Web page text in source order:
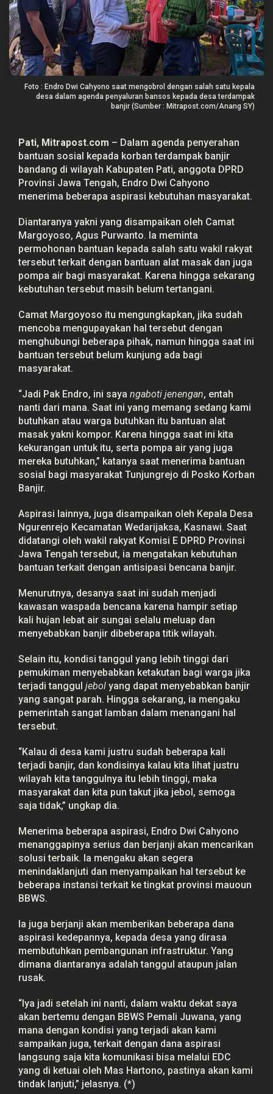
E
n
d
r
T
e
i
m
i
r
a
s
i
e
t
u
h
a
n
M
a
s
r
a
k
a
t
d
a
m
p
k
Foto : Endro Dwi Cahyono saat mengobrol dengan salah satu kepala
desa dalam agenda penyaluran bansos kepada desa terdampak
banjir (Sumber : Mitrapost.com/Anang SY)
Pati, Mitrapost.com – Dalam agenda penyerahan
bantuan sosial kepada korban terdampak banjir
bandang di wilayah Kabupaten Pati, anggota DPRD
Provinsi Jawa Tengah, Endro Dwi Cahyono
menerima beberapa aspirasi kebutuhan masyarakat.
Diantaranya yakni yang disampaikan oleh Camat
Margoyoso, Agus Purwanto. Ia meminta
permohonan bantuan kepada salah satu wakil rakyat
tersebut terkait dengan bantuan alat masak dan juga
pompa air bagi masyarakat. Karena hingga sekarang
kebutuhan tersebut masih belum tertangani.
Camat Margoyoso itu mengungkapkan, jika sudah
mencoba mengupayakan hal tersebut dengan
menghubungi beberapa pihak, namun hingga saat ini
bantuan tersebut belum kunjung ada bagi
masyarakat.
“Jadi Pak Endro, ini saya ngaboti jenengan, entah
nanti dari mana. Saat ini yang memang sedang kami
butuhkan atau warga butuhkan itu bantuan alat
masak yakni kompor. Karena hingga saat ini kita
kekurangan untuk itu, serta pompa air yang juga
mereka butuhkan,” katanya saat menerima bantuan
sosial bagi masyarakat Tunjungrejo di Posko Korban
Banjir.
Aspirasi lainnya, juga disampaikan oleh Kepala Desa
Ngurenrejo Kecamatan Wedarijaksa, Kasnawi. Saat
didatangi oleh wakil rakyat Komisi E DPRD Provinsi
Jawa Tengah tersebut, ia mengatakan kebutuhan
bantuan terkait dengan antisipasi bencana banjir.
Menurutnya, desanya saat ini sudah menjadi
kawasan waspada bencana karena hampir setiap
kali hujan lebat air sungai selalu meluap dan
menyebabkan banjir dibeberapa titik wilayah.
Selain itu, kondisi tanggul yang lebih tinggi dari
pemukiman menyebabkan ketakutan bagi warga jika
terjadi tanggul jebol yang dapat menyebabkan banjir
yang sangat parah. Hingga sekarang, ia mengaku
pemerintah sangat lamban dalam menangani hal
tersebut.
“Kalau di desa kami justru sudah beberapa kali
terjadi banjir, dan kondisinya kalau kita lihat justru
wilayah kita tanggulnya itu lebih tinggi, maka
masyarakat dan kita pun takut jika jebol, semoga
saja tidak,” ungkap dia.
Menerima beberapa aspirasi, Endro Dwi Cahyono
menanggapinya serius dan berjanji akan mencarikan
solusi terbaik. Ia mengaku akan segera
menindaklanjuti dan menyampaikan hal tersebut ke
beberapa instansi terkait ke tingkat provinsi mauoun
BBWS.
Ia juga berjanji akan memberikan beberapa dana
aspirasi kedepannya, kepada desa yang dirasa
membutuhkan pembangunan infrastruktur. Yang
dimana diantaranya adalah tanggul ataupun jalan
rusak.
“Iya jadi setelah ini nanti, dalam waktu dekat saya
akan bertemu dengan BBWS Pemali Juwana, yang
mana dengan kondisi yang terjadi akan kami
sampaikan juga, terkait dengan dana aspirasi
langsung saja kita komunikasi bisa melalui EDC
yang di ketuai oleh Mas Hartono, pastinya akan kami
tindak lanjuti,” jelasnya. (*)